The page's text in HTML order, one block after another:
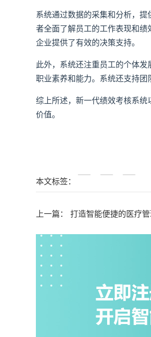
系统通过数据的采集和分析，
者全面了解员工的工作表现和
企业提供了有效的决策支持。
此外，系统还注重员工的个体
职业素养和能力。系统还支持团
综上所述，新一代绩效考核系
价值。
本文标签：
上一篇： 打造智能便捷的医疗管理平台：基